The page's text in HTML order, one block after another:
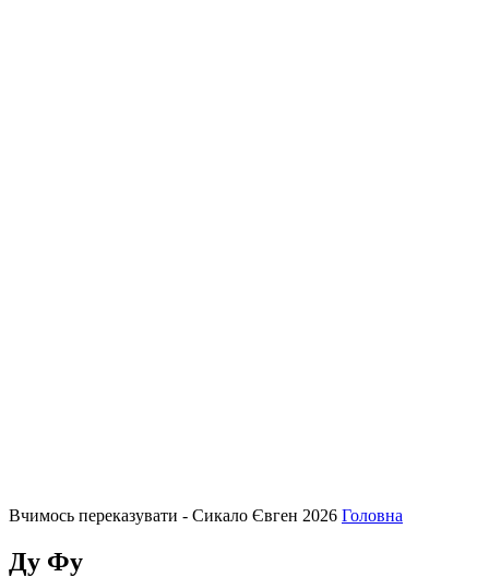
Вчимось переказувати - Сикало Євген 2026 Головна
Ду Фу